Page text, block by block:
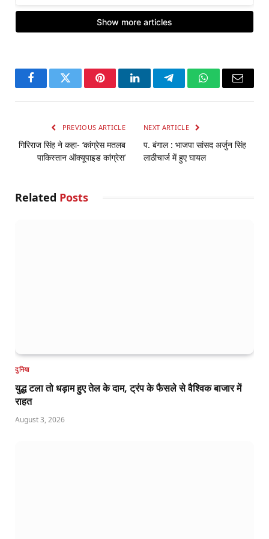
FacebookTwitter PinterestLinkedInTelegramWhatsApp
Email
PREVIOUS ARTICLE
गिरिराज सिंह ने कहा- ‘कांग्रेस मतलब
पाकिस्तान ऑक्यूपाइड कांग्रेस’
NEXT ARTICLE
प. बंगाल : भाजपा सांसद अर्जुन सिंह
लाठीचार्ज में हुए घायल
Related Posts
दुनिया
युद्ध टला तो धड़ाम हुए तेल के दाम, ट्रंप के फैसले से वैश्विक बाजार में
राहत
August 3, 2026